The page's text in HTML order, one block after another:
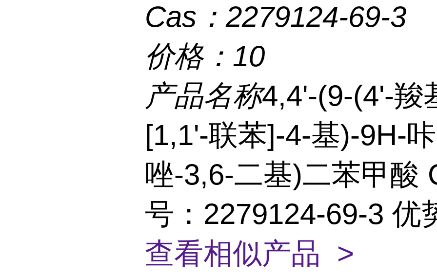
Cas： 2279124-69-3
价格： 10
产品名称4,4'-(9-(4'-羧
[1,1'-联苯]-4-基)-9H-咔
唑-3,6-二基)二苯甲酸
号：2279124-69-3 优
查看相似产品 >